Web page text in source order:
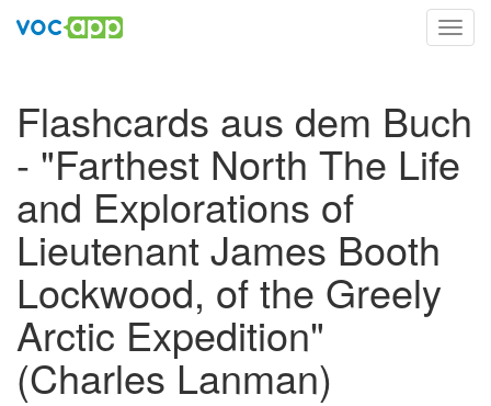
Flashcards aus dem Buch
- "Farthest North The Life
and Explorations of
Lieutenant James Booth
Lockwood, of the Greely
Arctic Expedition"
(Charles Lanman)